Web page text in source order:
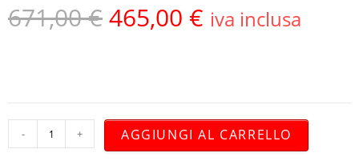
671,00€465,00 € iva inclusa
- + AGGIUNGI AL CARRELLO